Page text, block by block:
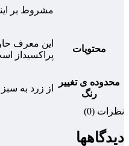
مشروط بر
محتویات
پراکسیداز
محدوده ی تغییر
رنگ
از زرد به سبز
نظرات (0)
دیدگاهها